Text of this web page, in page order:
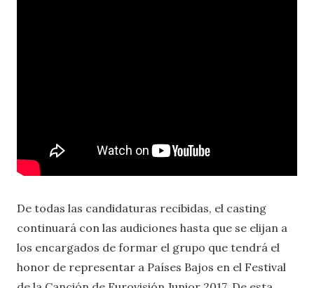
De todas las candidaturas recibidas, el casting
continuará con las audiciones hasta que se elijan a
los encargados de formar el grupo que tendrá el
honor de representar a Países Bajos en el Festival